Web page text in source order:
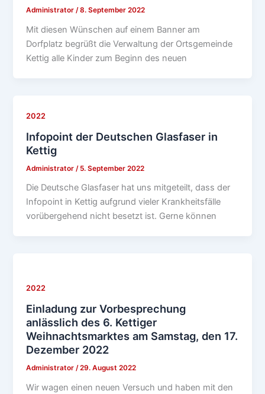
Administrator/8. September 2022
Mit diesen Wünschen auf einem Banner am
Dorfplatz begrüßt die Verwaltung der Ortsgemeinde
Kettig alle Kinder zum Beginn des neuen
2022
Infopoint der Deutschen Glasfaser in
Kettig
Administrator / 5. September 2022
Die Deutsche Glasfaser hat uns mitgeteilt, dass der
Infopoint in Kettig aufgrund vieler Krankheitsfälle
vorübergehend nicht besetzt ist. Gerne können
2022
Einladung zur Vorbesprechung
anlässlich des 6. Kettiger
Weihnachtsmarktes am Samstag, den 17.
Dezember 2022
Administrator/29. August 2022
Wir wagen einen neuen Versuch und haben mit den